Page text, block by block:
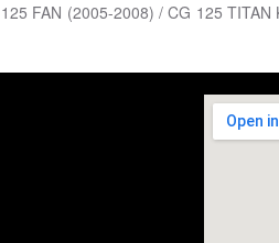
FAN (2005-2008) / CG 125